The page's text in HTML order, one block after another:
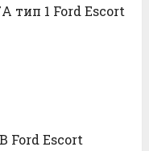
тип 1 Ford Escort
Ford Escort